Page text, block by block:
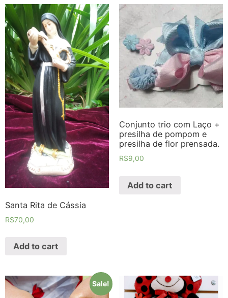
Santa Rita de Cássia
R$70,00
Add to cart
Conjunto trio com Laço +
presilha de pompom e
presilha de flor prensada.
R$9,00
Add to cart
Sale!